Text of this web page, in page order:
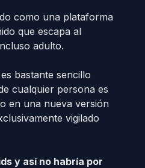
como una plataforma
que escapa al
adulto.
bastante sencillo
cualquier persona es
en una nueva versión
vigilado
y así no habría por